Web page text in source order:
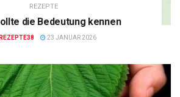
REZEPTE
die Bedeutung kennen
REZEPTE38 23 JANUAR 2026